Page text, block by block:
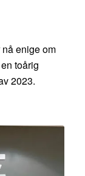
enige om
toårig
2023.